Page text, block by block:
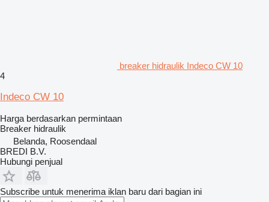
breaker hidraulik Indeco CW 10
4
Indeco CW 10
Harga berdasarkan permintaan
Breaker hidraulik
Belanda, Roosendaal
BREDI B.V.
Hubungi penjual
Subscribe untuk menerima iklan baru dari bagian ini